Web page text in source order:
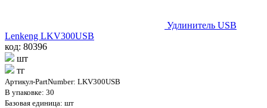
Удлинитель USB
Lenkeng LKV300USB
код: 80396
шт
тг
Артикул-PartNumber: LKV300USB
В упаковке: 30
Базовая единица: шт